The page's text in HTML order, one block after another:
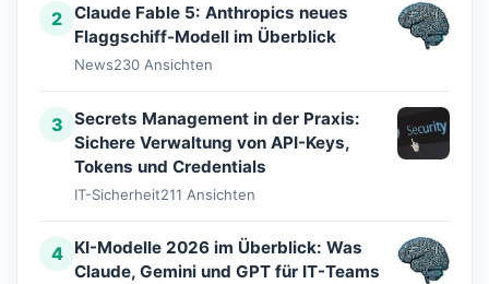
2 Claude Fable 5: Anthropics neues
Flaggschiff-Modell im Überblick
News230 Ansichten
3 Secrets Management in der Praxis:
Sichere Verwaltung von API-Keys,
Tokens und Credentials
IT-Sicherheit211 Ansichten
4
KI-Modelle 2026 im Überblick: Was
Claude, Gemini und GPT für IT-Teams